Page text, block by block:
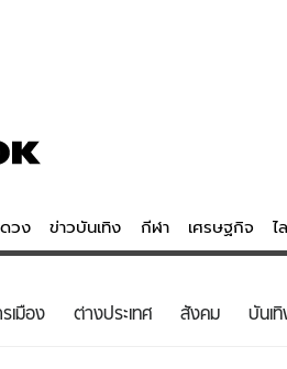
วง ข่าวบันเทิง กีฬา เศรษฐกิจ ไ
ดูดวง - ตรวจหวย
เมือง ต่างประเทศ สังคม บันเทิ